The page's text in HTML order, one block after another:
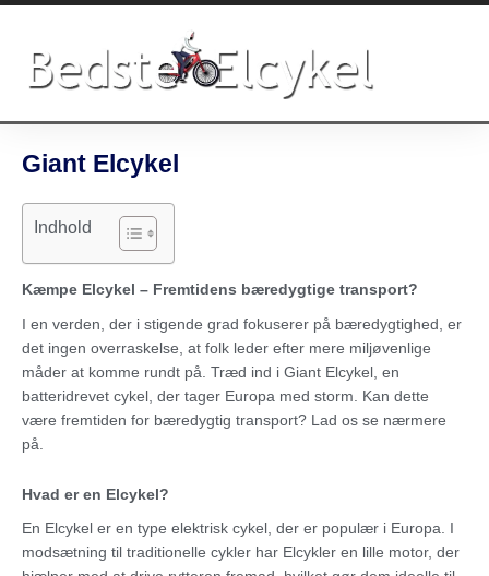
Gå
indholdet
Giant Elcykel
Indhold
Kæmpe Elcykel – Fremtidens bæredygtige transport?
I en verden, der i stigende grad fokuserer på bæredygtighed, er
det ingen overraskelse, at folk leder efter mere miljøvenlige
måder at komme rundt på. Træd ind i Giant Elcykel, en
batteridrevet cykel, der tager Europa med storm. Kan dette
være fremtiden for bæredygtig transport? Lad os se nærmere
på.
Hvad er en Elcykel?
En Elcykel er en type elektrisk cykel, der er populær i Europa. I
modsætning til traditionelle cykler har Elcykler en lille motor, der